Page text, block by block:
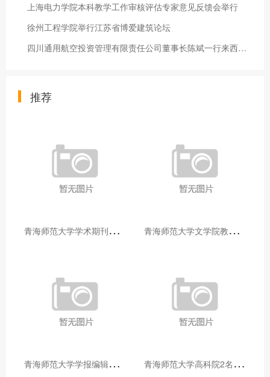
上海电力学院本科教学工作审核评估专家意见反馈会举行
徐州工程学院举行江苏省博爱建筑论坛
四川通用航空投资管理有限责任公司董事长陈斌一行来西华大学洽谈
推荐
青
海师范大学学术期刊两个专栏入选2025年青海省期刊重点专栏 青
海师范大学文学院教师赴山东省相关高校和学术机构交流学习
青
海师范大学学报编辑部赴大通县城关镇上毛佰胜村开展帮扶慰问活动 青
海师范大学高科院2名专家当选中国科学院院士